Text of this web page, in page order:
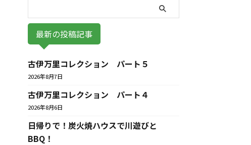
最新の投稿記事
古伊万里コレクション パート５
2026年8月7日
古伊万里コレクション パート４
2026年8月6日
日帰りで！炭火焼ハウスで川遊びと
BBQ！